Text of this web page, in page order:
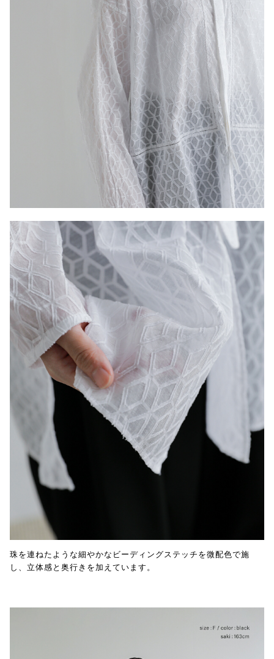
珠を連ねたような細やかなビーディングステッチを微配色で施
し、立体感と奥行きを加えています。